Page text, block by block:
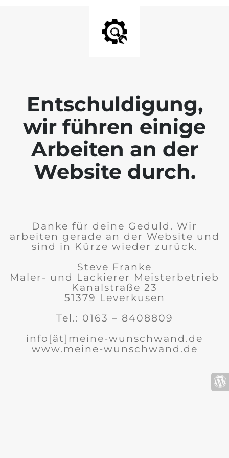
Entschuldigung,
wir führen einige
Arbeiten an der
Website durch.
Danke für deine Geduld. Wir
arbeiten gerade an der Website und
sind in Kürze wieder zurück.
Steve Franke
Maler- und Lackierer Meisterbetrieb
Kanalstraße 23
51379 Leverkusen
Tel.: 0163 – 8408809
info[ät]meine-wunschwand.de
www.meine-wunschwand.de